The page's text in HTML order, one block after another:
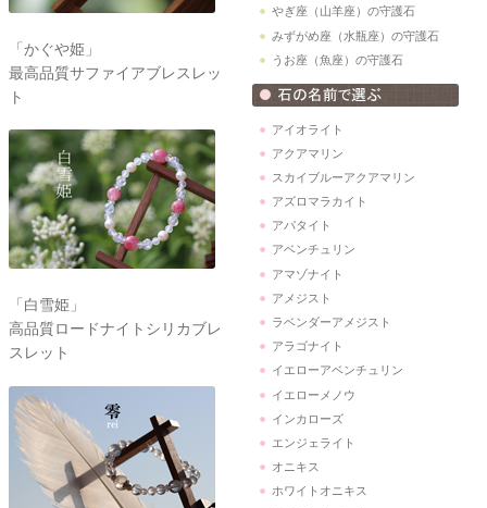
「かぐや姫」
最高品質サファイアブレスレッ
ト
「白雪姫」
高品質ロードナイトシリカブレ
スレット
やぎ座（山羊座）の守護石
みずがめ座（水瓶座）の守護石
うお座（魚座）の守護石
アイオライト
アクアマリン
スカイブルーアクアマリン
アズロマラカイト
アパタイト
アベンチュリン
アマゾナイト
アメジスト
ラベンダーアメジスト
アラゴナイト
イエローアベンチュリン
イエローメノウ
インカローズ
エンジェライト
オニキス
ホワイトオニキス